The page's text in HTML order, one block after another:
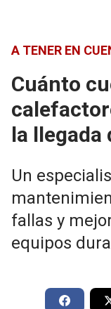
A TENER EN
Cuánto
la llegada
Un
fallas y
equipos